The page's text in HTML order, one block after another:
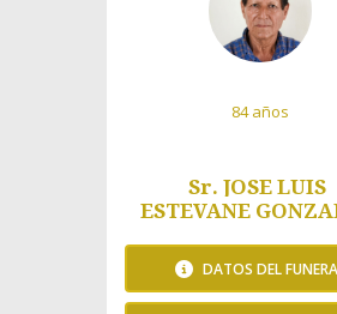
Sr. JOSE LUIS
ESTEVANE
84 años
DATOS DEL